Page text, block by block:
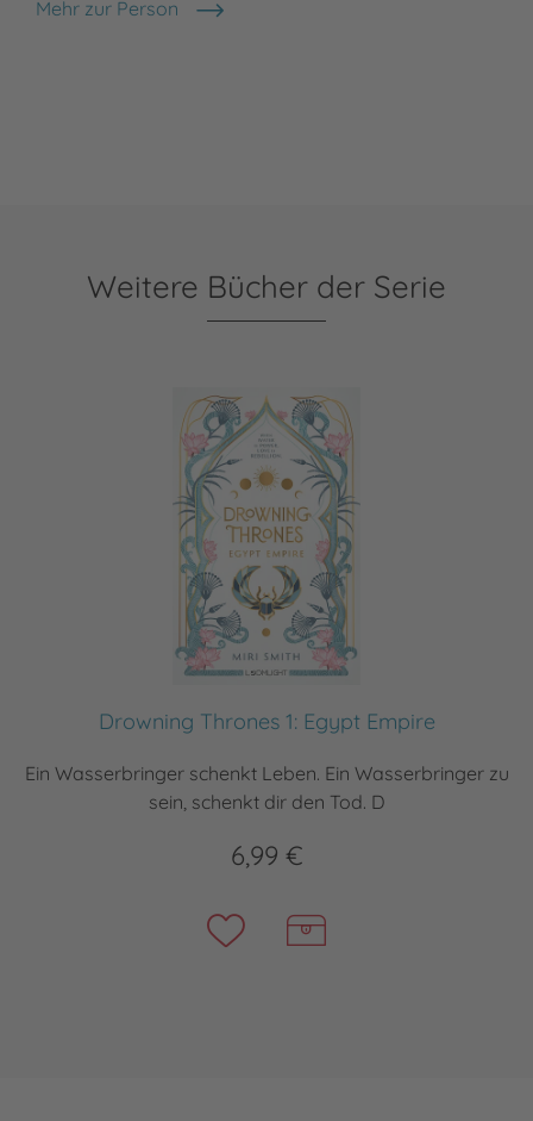
Mehr zur Person
Miri Smith
Weitere Bücher der Serie
Drowning Thrones 1: Egypt Empire
Ein Wasserbringer schenkt Leben. Ein Wasserbringer zu
sein, schenkt dir den Tod. D
6,99 €